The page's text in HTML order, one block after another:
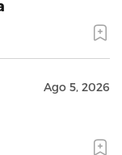
Ago 5, 2026